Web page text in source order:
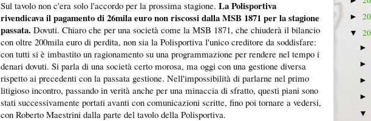
Sul tavolo non c'era solo l'accordo per la prossima stagione. La Polisportiva
rivendicava il pagamento di 26mila euro non riscossi dalla MSB 1871 per la stagione
passata. Dovuti. Chiaro che per una società come la MSB 1871, che chiuderà il bilancio
con oltre 200mila euro di perdita, non sia la Polisportiva l'unico creditore da soddisfare:
con tutti si è imbastito un ragionamento su una programmazione per rendere nel tempo i
denari dovuti. Si parla di una società certo morosa, ma oggi con una gestione diversa
rispetto ai precedenti con la passata gestione. Nell'impossibilità di parlarne nel primo
litigioso incontro, passando in verità anche per una minaccia di sfratto, questi piani sono
stati successivamente portati avanti con comunicazioni scritte, fino poi tornare a vedersi,
con Roberto Maestrini dalla parte del tavolo della Polisportiva.
►
▼